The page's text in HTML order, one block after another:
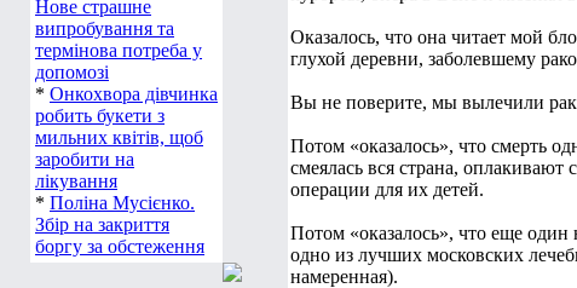
Нове страшне
випробування та
термінова потреба у
допомозі
* Онкохвора дівчинка
робить букети з
мильних квітів, щоб
заробити на
лікування
* Поліна Мусієнко.
Збір на закриття
боргу за обстеження
Оказалось, что она читает мой
глухой деревни, заболевшему
Вы не поверите, мы вылечили
Потом «оказалось», что смерть
смеялась вся страна,
операции для их детей.
Потом «оказалось», что еще
одно из лучших московских
намеренная).